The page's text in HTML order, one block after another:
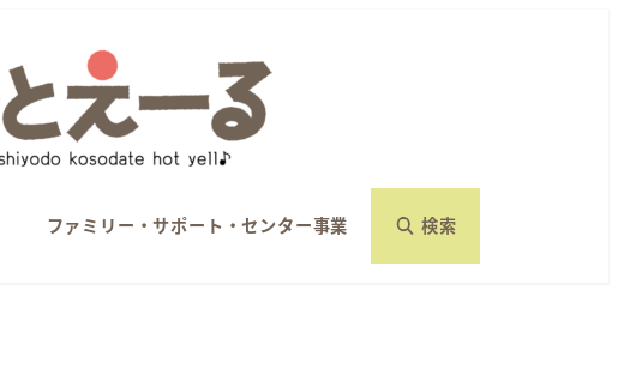
ファミリー・サポート・センター事業 検索